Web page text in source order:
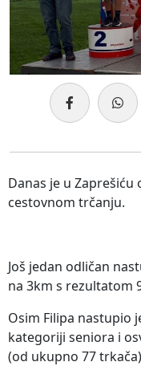
Danas je u
cestovnom trčanju.
Još jedan odličan
na 3km s rezultatom
Osim Filipa nastupio
kategoriji seniora i
(od ukupno 77